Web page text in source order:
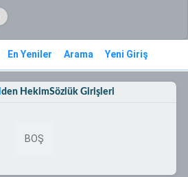
En Yeniler Arama Yeni Giriş
den HekimSözlük Girişleri
BOŞ